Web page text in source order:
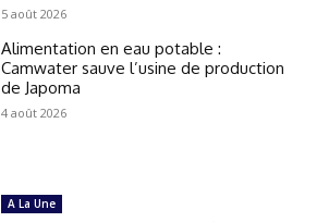
5 août 2026
Alimentation en eau potable :
Camwater sauve l’usine de production
de Japoma
4 août 2026
A La Une